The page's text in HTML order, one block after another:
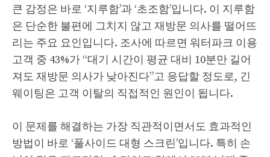
큰 감정은 바로 ‘지루함’과 ‘초조함’입니다. 이 지루함
은 단순한 불편에 그치지 않고 재방문 의사를 떨어뜨
리는 주요 요인입니다. 조사에 따르면 워터파크 이용
고객 중 43%가 “대기 시간이 평균 대비 10분만 길어
져도 재방문 의사가 낮아진다”고 응답할 정도로, 긴
웨이팅은 고객 이탈의 직접적인 원인이 됩니다.
이 문제를 해결하는 가장 직관적이면서도 효과적인
방법이 바로 ‘풀사이드 대형 스크린’입니다. 특히 손